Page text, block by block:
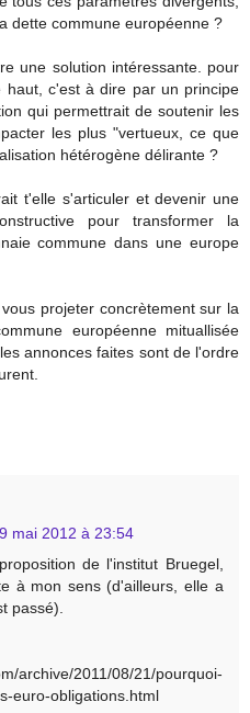
dette commune européenne ?
une solution intéressante. pour
c'est à dire par un principe
qui permettrait de soutenir les
les plus "vertueux, ce que
hétérogène délirante ?
t'elle s'articuler et devenir une
pour transformer la
commune dans une europe
projeter concrètement sur la
européenne mituallisée
annonces faites sont de l'ordre
mai 2012 à 23:54
de l'institut Bruegel,
à mon sens (d'ailleurs, elle a
passé).
archive/2011/08/21/pourquoi-
euro-obligations.html